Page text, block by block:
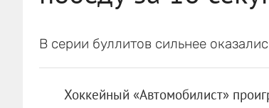
В серии буллитов сильнее
Хоккейный «Автомобилист»